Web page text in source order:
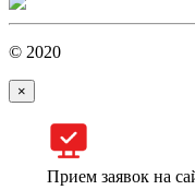
© 2020
×
Прием заявок на